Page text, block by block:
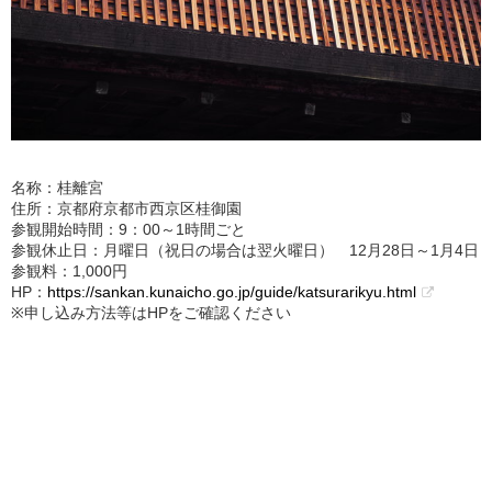
名称：桂離宮
住所：京都府京都市西京区桂御園
参観開始時間：9：00～1時間ごと
参観休止日：月曜日（祝日の場合は翌火曜日） 12月28日～1月4日
参観料：1,000円
HP： https://sankan.kunaicho.go.jp/guide/katsurarikyu.html
※申し込み方法等はHPをご確認ください